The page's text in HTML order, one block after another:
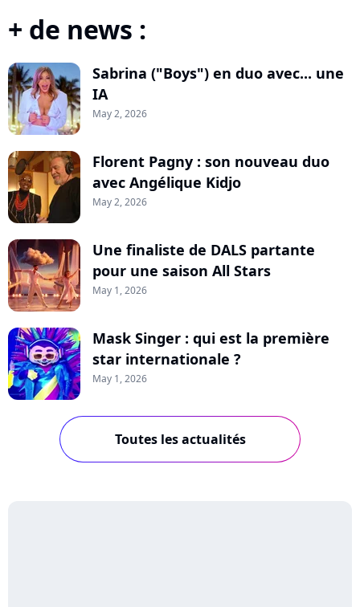
+ de news :
Sabrina ("Boys") en duo avec... une
IA
May 2, 2026
Florent Pagny : son nouveau duo
avec Angélique Kidjo
May 2, 2026
Une finaliste de DALS partante
pour une saison All Stars
May 1, 2026
Mask Singer : qui est la première
star internationale ?
May 1, 2026
Toutes les actualités